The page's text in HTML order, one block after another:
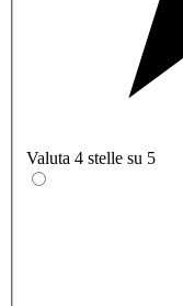
Valuta 4 stelle su 5